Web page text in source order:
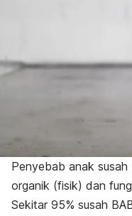
Penyebab anak
organik (fisik) dan
Sekitar 95% susah